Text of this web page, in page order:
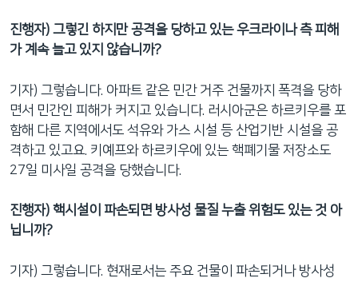
진행자) 그렇긴 하지만 공격을 당하고 있는 우크라이나 측 피해
가 계속 늘고 있지 않습니까?
기자) 그렇습니다. 아파트 같은 민간 거주 건물까지 폭격을 당하
면서 민간인 피해가 커지고 있습니다. 러시아군은 하르키우를 포
함해 다른 지역에서도 석유와 가스 시설 등 산업기반 시설을 공
격하고 있고요. 키예프와 하르키우에 있는 핵폐기물 저장소도
27일 미사일 공격을 당했습니다.
진행자) 핵시설이 파손되면 방사성 물질 누출 위험도 있는 것 아
닙니까?
기자) 그렇습니다. 현재로서는 주요 건물이 파손되거나 방사성